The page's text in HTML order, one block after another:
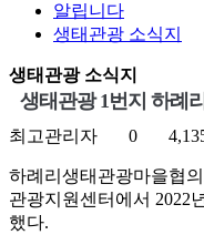
알립니다
생태관광 소식지
생태관광 소식지
생태관광 1번지 하례
최고관리자 0
하례리생태관광마을협
관광지원센터에서 2022
했다.